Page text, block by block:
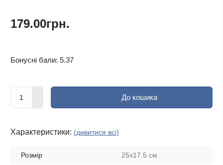
179.00грн.
Бонусні бали: 5.37
До кошика
Характеристики: (дивитися всі)
Розмір 25x17.5 см